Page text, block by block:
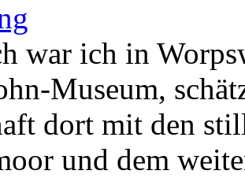
war ich in
Museum,
dort mit den
und dem